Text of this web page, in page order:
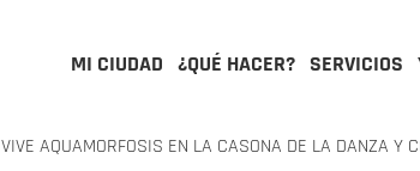
MI CIUDAD ¿QUÉ HACER? SERVICIOS
VIVE AQUAMORFOSIS EN LA CASONA DE LA DANZA Y